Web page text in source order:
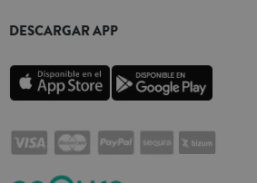
DESCARGAR APP